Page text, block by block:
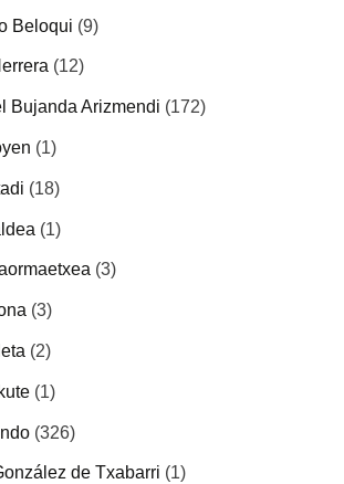
Beloqui (9)
(12)
Bujanda Arizmendi (172)
(1)
(18)
(1)
(3)
(3)
(2)
(1)
(326)
de Txabarri (1)